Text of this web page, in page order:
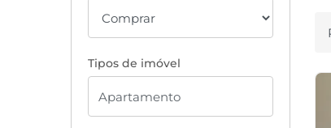
Tipos de imóvel